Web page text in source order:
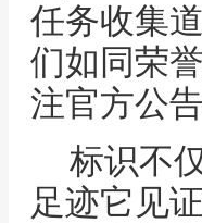
任务收集
们如同荣
注官方公
标识不
足迹它见